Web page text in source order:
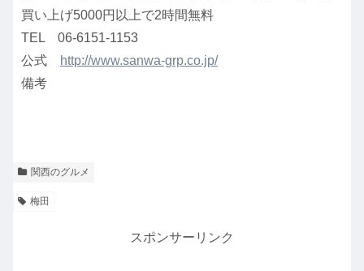
買い上げ5000円以上で2時間無料
TEL 06-6151-1153
公式
http://www.sanwa-grp.co.jp/
備考
関西のグルメ
梅田
スポンサーリンク